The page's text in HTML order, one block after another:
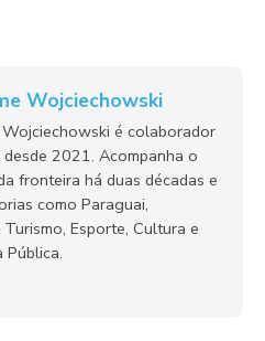
Wojciechowski
Wojciechowski é colaborador
desde 2021. Acompanha o
fronteira há duas décadas e
como Paraguai,
Esporte, Cultura e
Pública.